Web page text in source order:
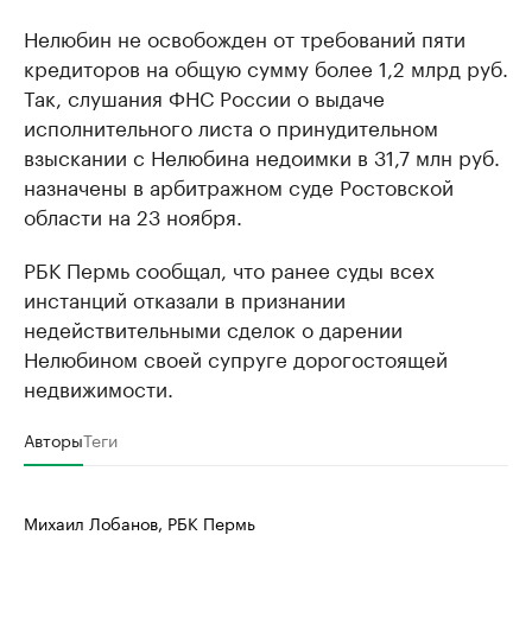
Нелюбин не освобожден от требований пяти
кредиторов на общую сумму более 1,2 млрд руб.
Так, слушания ФНС России о выдаче
исполнительного листа о принудительном
взыскании с Нелюбина недоимки в 31,7 млн руб.
назначены в арбитражном суде Ростовской
области на 23 ноября.
РБК Пермь сообщал, что ранее суды всех
инстанций отказали в признании
недействительными сделок о дарении
Нелюбином своей супруге дорогостоящей
недвижимости.
АвторыТеги
Михаил Лобанов, РБК Пермь